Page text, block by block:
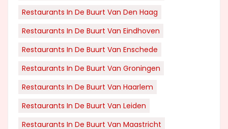
Restaurants In De Buurt Van Den Haag
Restaurants In De Buurt Van Eindhoven
Restaurants In De Buurt Van Enschede
Restaurants In De Buurt Van Groningen
Restaurants In De Buurt Van Haarlem
Restaurants In De Buurt Van Leiden
Restaurants In De Buurt Van Maastricht